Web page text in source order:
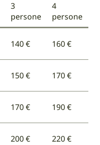
3
persone
4
persone
140 € 160 €
150 € 170 €
170 € 190 €
200 € 220 €